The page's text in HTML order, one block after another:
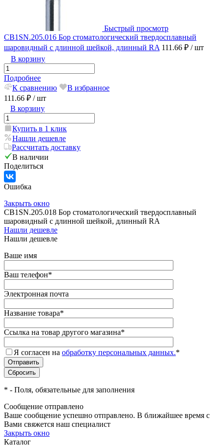
Быстрый просмотр
CB1SN.205.016 Бор стоматологический твердосплавный
шаровидный с длинной шейкой, длинный RA 111.66 ₽ / шт
В корзину
Подробнее
К сравнению
В избранное
111.66 ₽ / шт
В корзину
Купить в 1 клик
Нашли дешевле
Рассчитать доставку
В наличии
Поделиться
Ошибка
Закрыть окно
CB1SN.205.018 Бор стоматологический твердосплавный
шаровидный с длинной шейкой, длинный RA
Нашли дешевле
Нашли дешевле
Ваше имя
Ваш телефон*
Электронная почта
Название товара*
Ссылка на товар другого магазина*
Я согласен на обработку персональных данных.*
* - Поля, обязательные для заполнения
Сообщение отправлено
Ваше сообщение успешно отправлено. В ближайшее время с
Вами свяжется наш специалист
Закрыть окно
Каталог